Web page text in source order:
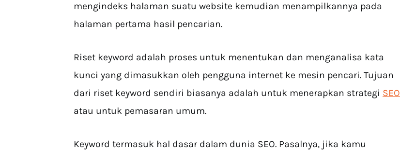
mengindeks halaman suatu website kemudian menampilkannya pada
halaman pertama hasil pencarian.
Riset keyword adalah proses untuk menentukan dan menganalisa kata
kunci yang dimasukkan oleh pengguna internet ke mesin pencari. Tujuan
dari riset keyword sendiri biasanya adalah untuk menerapkan strategi SEO
atau untuk pemasaran umum.
Keyword termasuk hal dasar dalam dunia SEO. Pasalnya, jika kamu